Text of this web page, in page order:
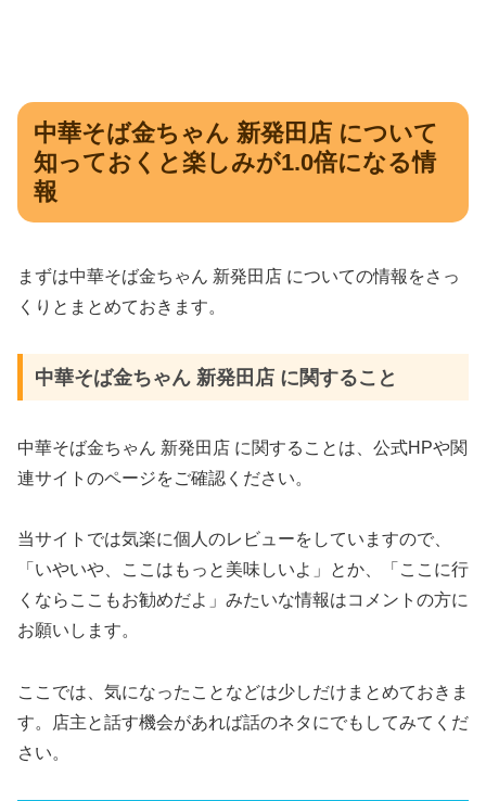
中華そば金ちゃん 新発田店 について
知っておくと楽しみが1.0倍になる情
報
まずは中華そば金ちゃん 新発田店 についての情報をさっ
くりとまとめておきます。
中華そば金ちゃん 新発田店 に関すること
中華そば金ちゃん 新発田店 に関することは、公式HPや関
連サイトのページをご確認ください。
当サイトでは気楽に個人のレビューをしていますので、
「いやいや、ここはもっと美味しいよ」とか、「ここに行
くならここもお勧めだよ」みたいな情報はコメントの方に
お願いします。
ここでは、気になったことなどは少しだけまとめておきま
す。店主と話す機会があれば話のネタにでもしてみてくだ
さい。